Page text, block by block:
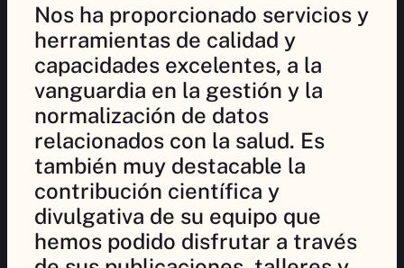
Nos ha proporcionado servicios y
herramientas de calidad y
capacidades excelentes, a la
vanguardia en la gestión y la
normalización de datos
relacionados con la salud. Es
también muy destacable la
contribución científica y
divulgativa de su equipo que
hemos podido disfrutar a través